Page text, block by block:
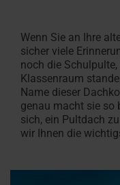
Projekt realisieren
Renovieren mit Roto
Lassen Sie sich inspirieren
Klapp-
Schwingfenster
Schwingfenster
Flachdachfenster
Bodentreppen
Scherentreppen
Dachtreppen
mit
Feuerwiderstand
Ersatzteilservice
FAQ
Förderservice
für
Architekten & Bauwirtschaft
Händler
Campus Seminare
Wenn Sie an Ihre
sicher viele
noch die
Klassenraum
Name dieser
genau macht sie so
sich, ein Pultdach
wir Ihnen die